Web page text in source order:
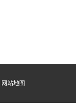
网站地图